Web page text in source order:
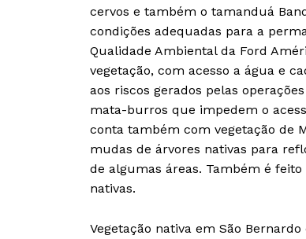
cervos e também o tamanduá
condições adequadas para a
Qualidade Ambiental da Ford
vegetação, com acesso a água e
aos riscos gerados pelas
mata-burros que impedem o
conta também com vegetação de
mudas de árvores nativas para
de algumas áreas. Também é
nativas.
Vegetação nativa em São Bernardo